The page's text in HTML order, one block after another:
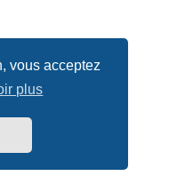
vous acceptez
plus